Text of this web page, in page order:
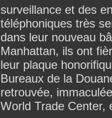
surveillance et des
téléphoniques très
dans leur nouveau
Manhattan, ils ont
leur plaque
Bureaux de la
retrouvée,
World Trade Center,